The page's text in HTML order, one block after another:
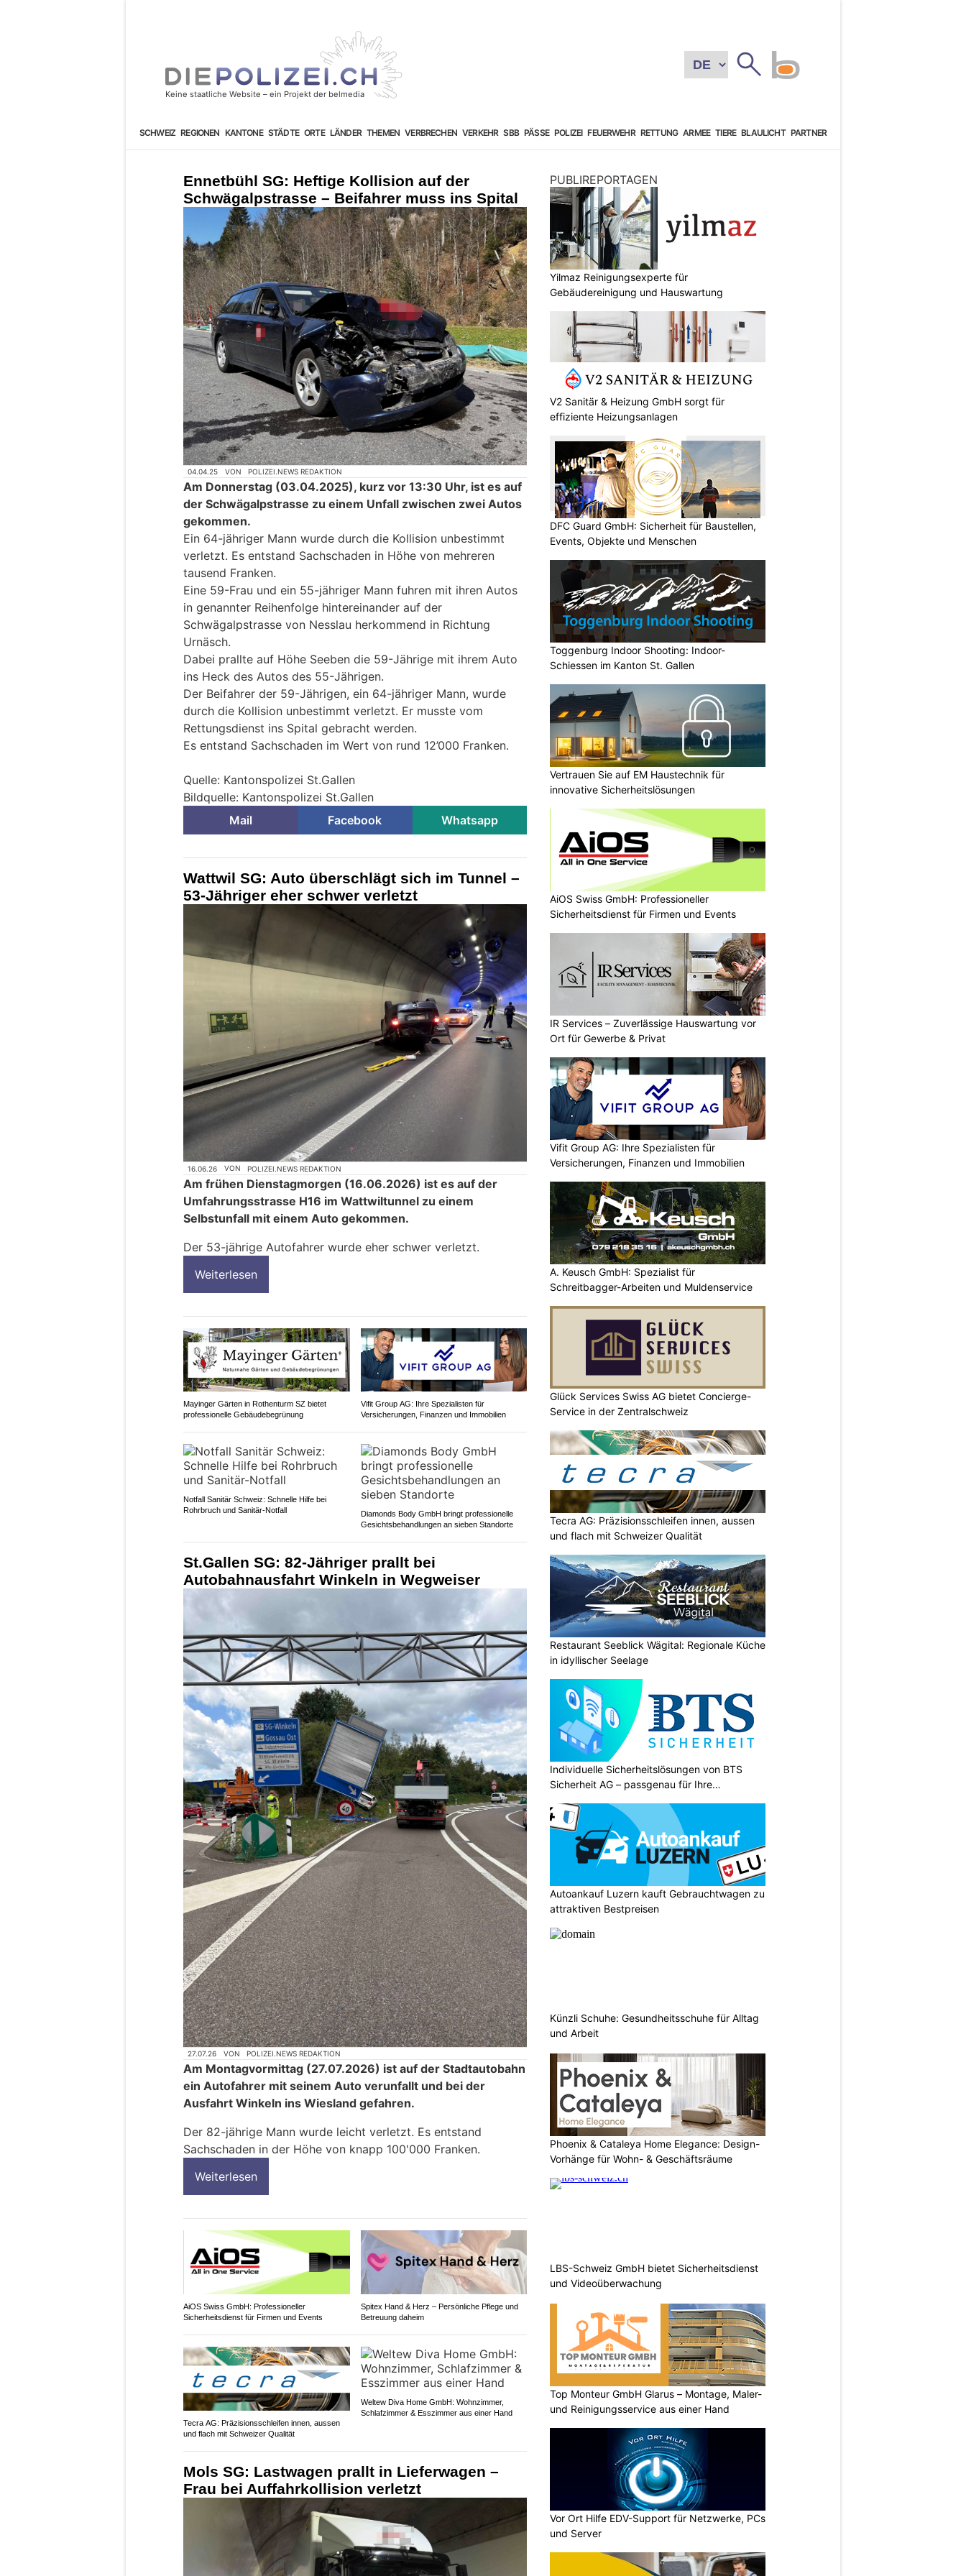
SCHWEIZ REGIONEN KANTONE STÄDTE ORTE LÄNDER THEMEN VERBRECHEN VERKEHR SBB PÄSSE POLIZEI FEUERWEHR RETTUNG ARMEE TIERE BLAULICHT PARTNER
Ennetbühl SG: Heftige Kollision auf der
Schwägalpstrasse – Beifahrer muss ins Spital
04.04.25 VON POLIZEI.NEWS REDAKTION
Am Donnerstag (03.04.2025), kurz vor 13:30 Uhr, ist es auf
der Schwägalpstrasse zu einem Unfall zwischen zwei Autos
gekommen.
Ein 64-jähriger Mann wurde durch die Kollision unbestimmt
verletzt. Es entstand Sachschaden in Höhe von mehreren
tausend Franken.
Eine 59-Frau und ein 55-jähriger Mann fuhren mit ihren Autos
in genannter Reihenfolge hintereinander auf der
Schwägalpstrasse von Nesslau herkommend in Richtung
Urnäsch.
Dabei prallte auf Höhe Seeben die 59-Jährige mit ihrem Auto
ins Heck des Autos des 55-Jährigen.
Der Beifahrer der 59-Jährigen, ein 64-jähriger Mann, wurde
durch die Kollision unbestimmt verletzt. Er musste vom
Rettungsdienst ins Spital gebracht werden.
Es entstand Sachschaden im Wert von rund 12’000 Franken.
Quelle: Kantonspolizei St.Gallen
Bildquelle: Kantonspolizei St.Gallen
Mail
Facebook Whatsapp
Wattwil SG: Auto überschlägt sich im Tunnel –
53-Jähriger eher schwer verletzt
16.06.26 VON POLIZEI.NEWS REDAKTION
Am frühen Dienstagmorgen (16.06.2026) ist es auf der
Umfahrungsstrasse H16 im Wattwiltunnel zu einem
Selbstunfall mit einem Auto gekommen.
Der 53-jährige Autofahrer wurde eher schwer verletzt.
Weiterlesen
Mayinger Gärten in Rothenturm SZ bietet
professionelle Gebäudebegrünung
Vifit Group AG: Ihre Spezialisten für
Versicherungen, Finanzen und Immobilien
Notfall Sanitär Schweiz: Schnelle Hilfe bei
Rohrbruch und Sanitär-Notfall
Diamonds Body GmbH bringt professionelle
Gesichtsbehandlungen an sieben Standorte
St.Gallen SG: 82-Jähriger prallt bei
Autobahnausfahrt Winkeln in Wegweiser
27.07.26 VON POLIZEI.NEWS REDAKTION
Am Montagvormittag (27.07.2026) ist auf der Stadtautobahn
ein Autofahrer mit seinem Auto verunfallt und bei der
Ausfahrt Winkeln ins Wiesland gefahren.
Der 82-jährige Mann wurde leicht verletzt. Es entstand
Sachschaden in der Höhe von knapp 100'000 Franken.
Weiterlesen
AiOS Swiss GmbH: Professioneller
Sicherheitsdienst für Firmen und Events
Spitex Hand & Herz – Persönliche Pflege und
Betreuung daheim
Tecra AG: Präzisionsschleifen innen, aussen
und flach mit Schweizer Qualität
Weltew Diva Home GmbH: Wohnzimmer,
Schlafzimmer & Esszimmer aus einer Hand
Mols SG: Lastwagen prallt in Lieferwagen –
Frau bei Auffahrkollision verletzt
PUBLIREPORTAGEN
Yilmaz Reinigungsexperte für
Gebäudereinigung und Hauswartung
V2 Sanitär & Heizung GmbH sorgt für
effiziente Heizungsanlagen
DFC Guard GmbH: Sicherheit für Baustellen,
Events, Objekte und Menschen
Toggenburg Indoor Shooting: Indoor-
Schiessen im Kanton St. Gallen
Vertrauen Sie auf EM Haustechnik für
innovative Sicherheitslösungen
AiOS Swiss GmbH: Professioneller
Sicherheitsdienst für Firmen und Events
IR Services – Zuverlässige Hauswartung vor
Ort für Gewerbe & Privat
Vifit Group AG: Ihre Spezialisten für
Versicherungen, Finanzen und Immobilien
A. Keusch GmbH: Spezialist für
Schreitbagger-Arbeiten und Muldenservice
Glück Services Swiss AG bietet Concierge-
Service in der Zentralschweiz
Tecra AG: Präzisionsschleifen innen, aussen
und flach mit Schweizer Qualität
Restaurant Seeblick Wägital: Regionale Küche
in idyllischer Seelage
Individuelle Sicherheitslösungen von BTS
Sicherheit AG – passgenau für Ihre
Autoankauf Luzern kauft Gebrauchtwagen zu
attraktiven Bestpreisen
Künzli Schuhe: Gesundheitsschuhe für Alltag
und Arbeit
Phoenix & Cataleya Home Elegance: Design-
Vorhänge für Wohn- & Geschäftsräume
LBS-Schweiz GmbH bietet Sicherheitsdienst
und Videoüberwachung
Top Monteur GmbH Glarus – Montage, Maler-
und Reinigungsservice aus einer Hand
Vor Ort Hilfe EDV-Support für Netzwerke, PCs
und Server